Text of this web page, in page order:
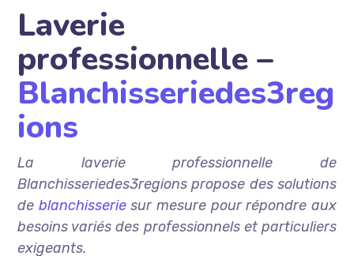
Laverie
professionnelle –
Blanchisseriedes3reg
ions
La laverie professionnelle de
Blanchisseriedes3regions propose des solutions
de blanchisseriesur mesure pour répondre aux
besoins variés des professionnels et particuliers
exigeants.